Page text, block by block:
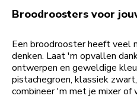
Broodroosters voor
Een broodrooster heeft veel
denken. Laat 'm opvallen
ontwerpen en geweldige
pistachegroen, klassiek
combineer 'm met je mixer of